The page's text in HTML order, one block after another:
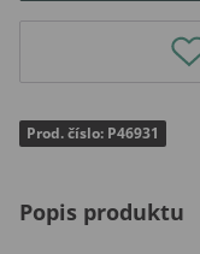
Prod. číslo: P46931
Popis produktu